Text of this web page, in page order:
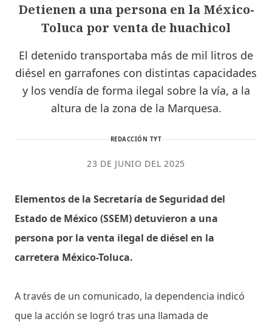
Detienen a una persona en la México-
Toluca por venta de huachicol
El detenido transportaba más de mil litros de
diésel en garrafones con distintas capacidades
y los vendía de forma ilegal sobre la vía, a la
altura de la zona de la Marquesa.
REDACCIÓN TYT
23 DE JUNIO DEL 2025
Elementos de la Secretaría de Seguridad del
Estado de México (SSEM) detuvieron a una
persona por la venta ilegal de diésel en la
carretera México-Toluca.
A través de un comunicado, la dependencia indicó
que la acción se logró tras una llamada de